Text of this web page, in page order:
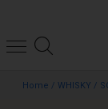
Home / WHISKY /